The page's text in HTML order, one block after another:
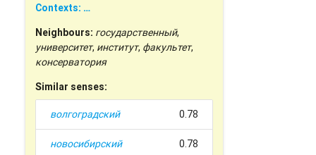
Contexts: …
Neighbours: государственный,
университет, институт, факультет,
консерватория
Similar senses:
волгоградский 0.78
новосибирский 0.78